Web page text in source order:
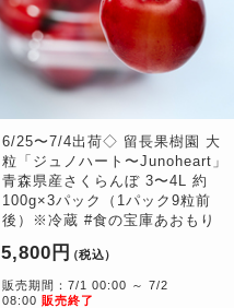
6/25〜7/4出荷◇ 留長果樹園 大
粒「ジュノハート〜Junoheart」
青森県産さくらんぼ 3〜4L 約
100g×3パック（1パック9粒前
後）※冷蔵 #食の宝庫あおもり
5,800円 （税込）
販売期間：7/1 00:00 ～ 7/2
08:00 販売終了